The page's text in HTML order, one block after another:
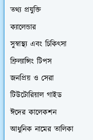
তথ্য প্রযুক্তি
ক্যালেন্ডার
সুস্বাস্থ্য এবং চিকিৎসা
ফ্রিল্যান্সিং টিপস
জনপ্রিয় ও সেরা
টিউটোরিয়াল গাইড
ঈদের কালেকশন
আধুনিক নামের তালিকা